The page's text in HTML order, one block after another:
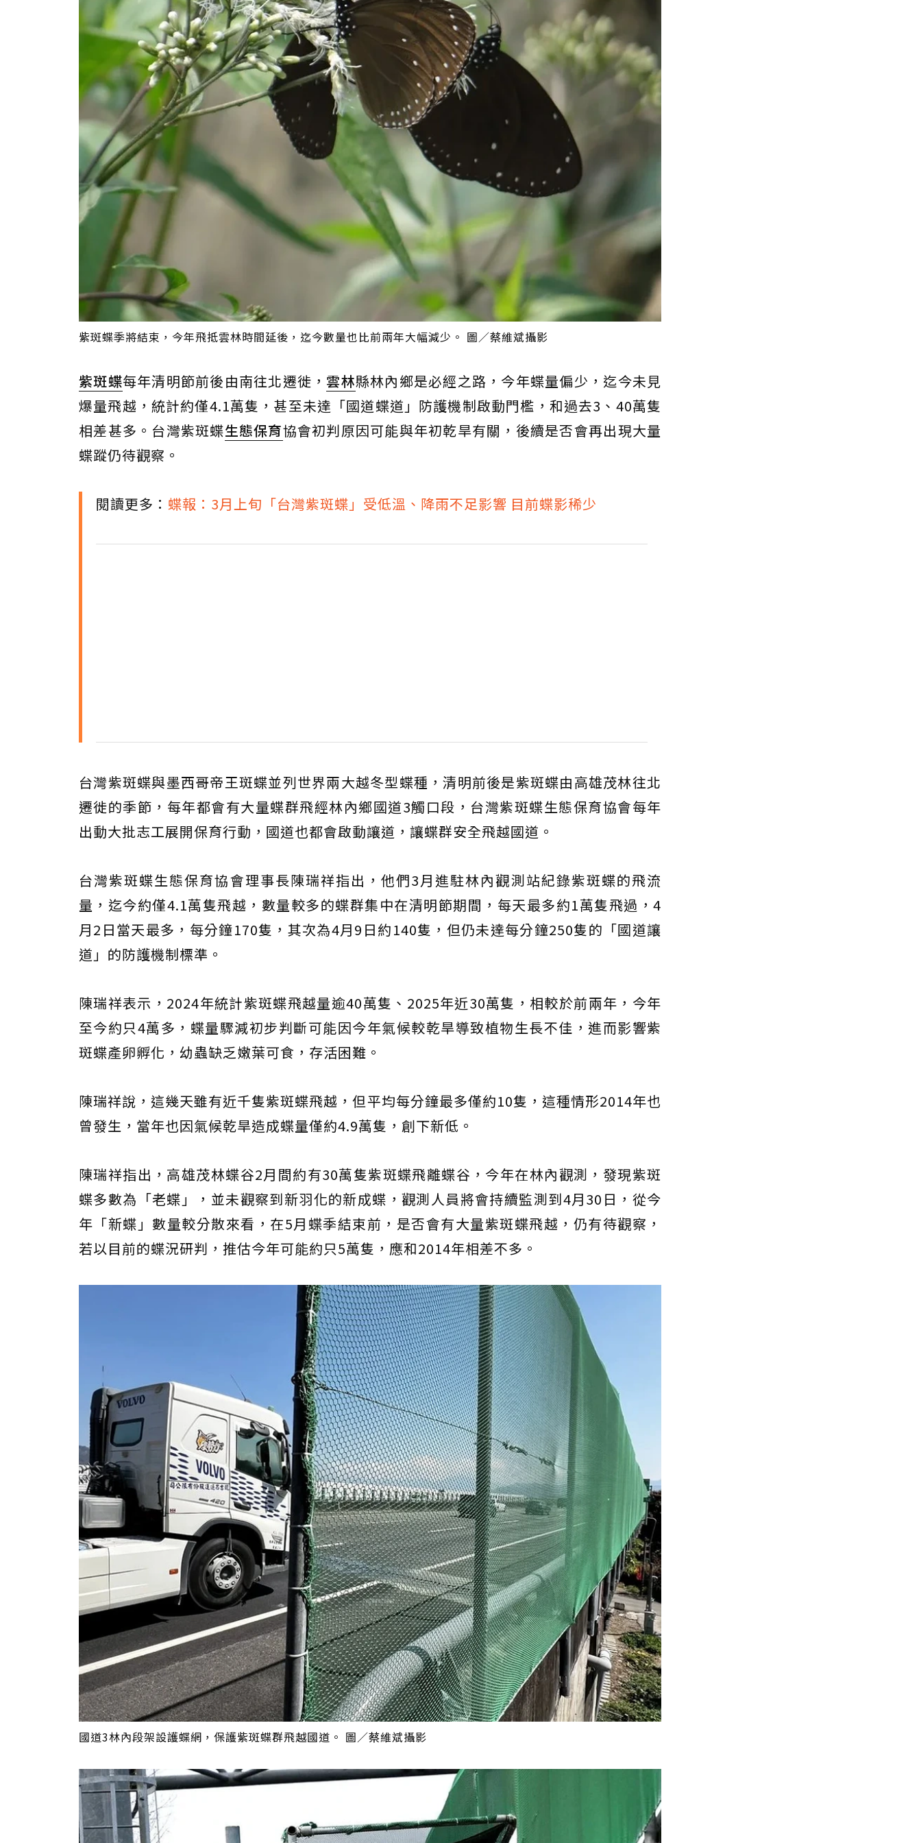
紫斑蝶季將結束，今年飛抵雲林時間延後，迄今數量也比前兩年大幅減少。 圖／蔡維斌攝影
紫斑蝶每年清明節前後由南往北遷徙， 雲林縣林內鄉是必經之路，今年蝶量偏少，迄今未見
爆量飛越，統計約僅4.1萬隻，甚至未達「國道蝶道」防護機制啟動門檻，和過去3、40萬隻
相差甚多。台灣紫斑蝶生態保育協會初判原因可能與年初乾旱有關，後續是否會再出現大量
蝶蹤仍待觀察。
閱讀更多： 蝶報：3月上旬「台灣紫斑蝶」受低溫、降雨不足影響 目前蝶影稀少
台灣紫斑蝶與墨西哥帝王斑蝶並列世界兩大越冬型蝶種，清明前後是紫斑蝶由高雄茂林往北
遷徙的季節，每年都會有大量蝶群飛經林內鄉國道3觸口段，台灣紫斑蝶生態保育協會每年
出動大批志工展開保育行動，國道也都會啟動讓道，讓蝶群安全飛越國道。
台灣紫斑蝶生態保育協會理事長陳瑞祥指出，他們3月進駐林內觀測站紀錄紫斑蝶的飛流
量，迄今約僅4.1萬隻飛越，數量較多的蝶群集中在清明節期間，每天最多約1萬隻飛過，4
月2日當天最多，每分鐘170隻，其次為4月9日約140隻，但仍未達每分鐘250隻的「國道讓
道」的防護機制標準。
陳瑞祥表示，2024年統計紫斑蝶飛越量逾40萬隻、2025年近30萬隻，相較於前兩年，今年
至今約只4萬多，蝶量驟減初步判斷可能因今年氣候較乾旱導致植物生長不佳，進而影響紫
斑蝶產卵孵化，幼蟲缺乏嫩葉可食，存活困難。
陳瑞祥說，這幾天雖有近千隻紫斑蝶飛越，但平均每分鐘最多僅約10隻，這種情形2014年也
曾發生，當年也因氣候乾旱造成蝶量僅約4.9萬隻，創下新低。
陳瑞祥指出，高雄茂林蝶谷2月間約有30萬隻紫斑蝶飛離蝶谷，今年在林內觀測，發現紫斑
蝶多數為「老蝶」，並未觀察到新羽化的新成蝶，觀測人員將會持續監測到4月30日，從今
年「新蝶」數量較分散來看，在5月蝶季結束前，是否會有大量紫斑蝶飛越，仍有待觀察，
若以目前的蝶況研判，推估今年可能約只5萬隻，應和2014年相差不多。
國道3林內段架設護蝶網，保護紫斑蝶群飛越國道。 圖／蔡維斌攝影